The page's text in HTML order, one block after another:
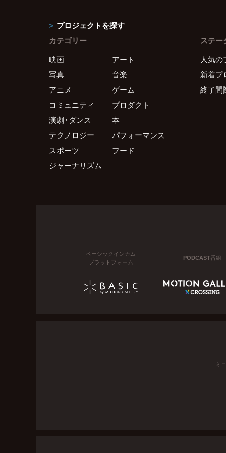
プロジェクトを探す
カテゴリー
映画
アート
写真
音楽
アニメ
ゲーム
コミュニティ
プロダクト
演劇・ダンス
本
テクノロジー
パフォーマンス
スポーツ
フード
ジャーナリズム
ステー
人気の
新着プ
終了間
ベーシックインカム
プラットフォーム
PODCAST番組
ミ